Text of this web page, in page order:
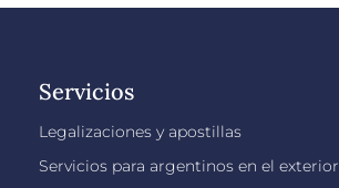
Servicios
Legalizaciones y apostillas
Servicios para argentinos en el exterior